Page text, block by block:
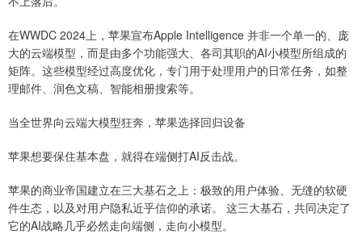
在WWDC 2024上，苹果宣布Apple Intelligence 并非一个单一的、庞
大的云端模型，而是由多个功能强大、各司其职的AI小模型所组成的
矩阵。这些模型经过高度优化，专门用于处理用户的日常任务，如整
理邮件、润色文稿、智能相册搜索等。
当全世界向云端大模型狂奔，苹果选择回归设备
苹果想要保住基本盘，就得在端侧打AI反击战。
苹果的商业帝国建立在三大基石之上：极致的用户体验、无缝的软硬
件生态，以及对用户隐私近乎信仰的承诺。 这三大基石，共同决定了
它的AI战略几乎必然走向端侧，走向小模型。